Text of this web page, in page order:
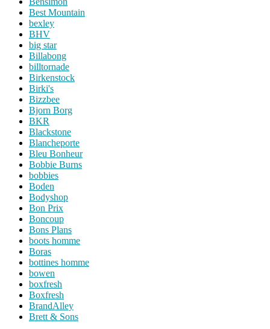
Best Mountain
bexley
BHV
big star
Billabong
billtornade
Birkenstock
Birki's
Bizzbee
Bjorn Borg
BKR
Blackstone
Blancheporte
Bleu Bonheur
Bobbie Burns
bobbies
Boden
Bodyshop
Bon Prix
Boncoup
Bons Plans
boots homme
Boras
bottines homme
bowen
boxfresh
Boxfresh
BrandAlley
Brett & Sons